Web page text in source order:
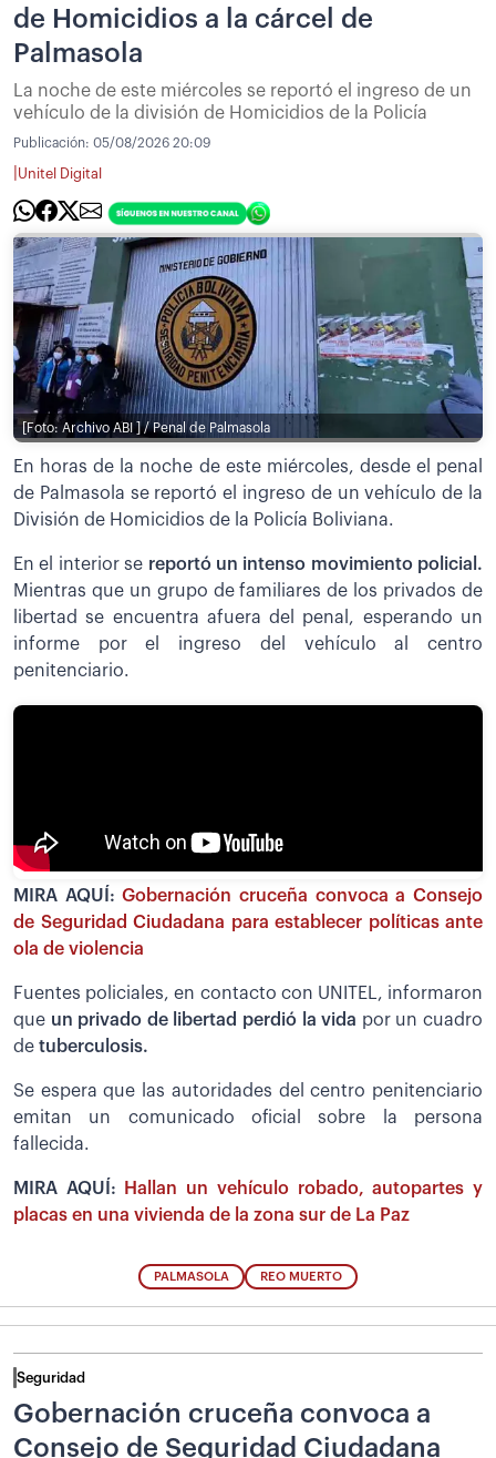
de Homicidios a la cárcel de
Palmasola
La noche de este miércoles se reportó el ingreso de un
vehículo de la división de Homicidios de la Policía
Publicación: 05/08/2026 20:09
Unitel Digital
[Foto: Archivo ABI ] / Penal de Palmasola
En horas de la noche de este miércoles, desde el penal
de Palmasola se reportó el ingreso de un vehículo de la
División de Homicidios de la Policía Boliviana.
En el interior se reportó un intenso movimiento policial.
Mientras que un grupo de familiares de los privados de
libertad se encuentra afuera del penal, esperando un
informe por el ingreso del vehículo al centro
penitenciario.
MIRA AQUÍ:Gobernación cruceña convoca a Consejo
de Seguridad Ciudadana para establecer políticas ante
ola de violencia
Fuentes policiales, en contacto con UNITEL, informaron
que un privado de libertad perdió la vida por un cuadro
de tuberculosis.
Se espera que las autoridades del centro penitenciario
emitan un comunicado oficial sobre la persona
fallecida.
MIRA AQUÍ:
Hallan un vehículo robado, autopartes y
placas en una vivienda de la zona sur de La Paz
PALMASOLA REO MUERTO
Seguridad
Gobernación cruceña convoca a
Consejo de Seguridad Ciudadana